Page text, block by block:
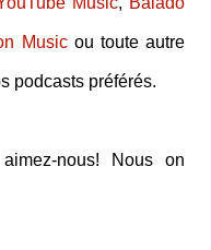
Musicou toute autre
podcasts préférés.
aimez-nous! Nous on